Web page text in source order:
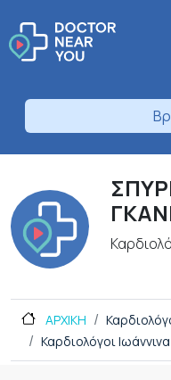
ΑΡΧΙΚΗ
Καρδιολόγοι Ιωάννινα